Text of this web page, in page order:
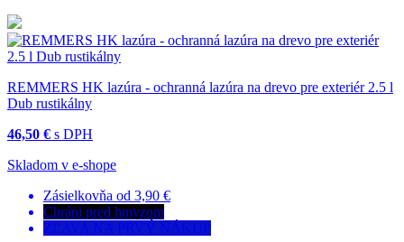
REMMERS HK lazúra - ochranná lazúra na drevo pre exteriér 2.5 l
Dub rustikálny
46,50 € s DPH
Skladom v e-shope
Zásielkovňa od 3,90 €
Chráni pred hmyzom
ZĽAVA NA PRVÝ NÁKUP